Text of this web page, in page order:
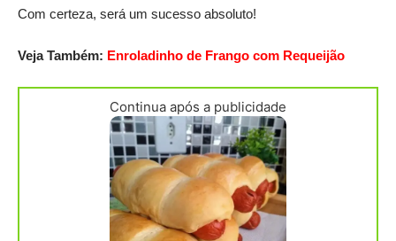
Com certeza, será um sucesso absoluto!
Veja Também: Enroladinho de Frango com Requeijão
Continua após a publicidade